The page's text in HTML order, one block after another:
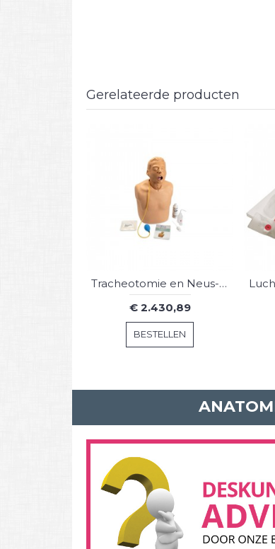
Gerelateerde producten
Tracheotomie en Neus-maagsonde Oefenmodel
€ 2.430,89
BESTELLEN